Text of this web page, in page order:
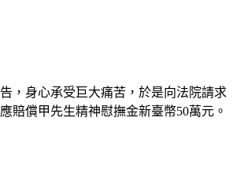
，身心承受巨大痛苦，於是向法院請求
賠償甲先生精神慰撫金新臺幣50萬元。